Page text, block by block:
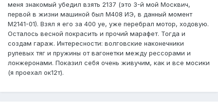
меня знакомый убедил взять 2137 (это 3-й мой Москвич,
первой в жизни машиной был М408 ИЭ, в данный момент
М2141-01). Взял я его за 400 уе, уже перебрал мотор, ходовую.
Осталось весной покрасить и прочий марафет. Тогда и
создам гараж. Интересности: волговские наконечники
рулевых тяг и пружины от вагонетки между рессорами и
лонжеронами. Показил себя очень живучим, как и все мосики
(я проехал ок12т).